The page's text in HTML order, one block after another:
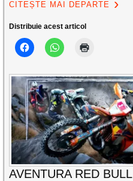
CITEȘTE MAI DEPARTE
Distribuie acest articol
AVENTURA RED BULL